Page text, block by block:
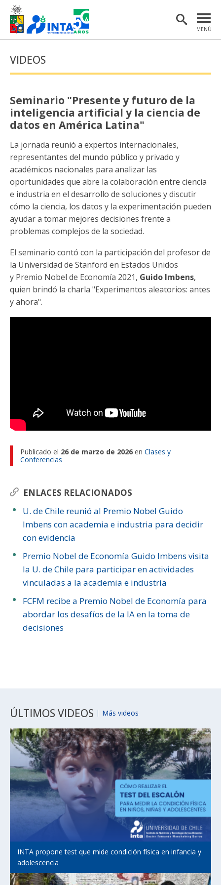
MENÚ
INSTITUTO
INVESTIGACIÓN
EXTENSIÓN Y COMUNICACIONES
MATERIAL DE INTERÉS
ENGLISH
Estudiantes
Académicas/os
Funcionarias/os
VIDEOS
Seminario "Presente y futuro de la
inteligencia artificial y la ciencia de
datos en América Latina"
ENLACES RELACIONADOS
U. de Chile reunió al Premio Nobel Guido
Imbens con academia e industria para decidir
con evidencia
Premio Nobel de Economía Guido Imbens visita
la U. de Chile para participar en actividades
vinculadas a la academia e industria
FCFM recibe a Premio Nobel de Economía para
abordar los desafíos de la IA en la toma de
decisiones
La jornada reunió a expertos internacionales,
representantes del mundo público y privado y
académicos nacionales para analizar las
oportunidades que abre la colaboración entre ciencia
e industria en el desarrollo de soluciones y discutir
cómo la ciencia, los datos y la experimentación pueden
ayudar a tomar mejores decisiones frente a
problemas complejos de la sociedad.
El seminario contó con la participación del profesor de
la Universidad de Stanford en Estados Unidos
y Premio Nobel de Economía 2021, Guido Imbens,
quien brindó la charla "Experimentos aleatorios: antes
y ahora".
Publicado el 26 de marzo de 2026 en Clases y
Conferencias
ÚLTIMOS VIDEOS Más videos
INTA propone test que mide condición física en infancia y
adolescencia